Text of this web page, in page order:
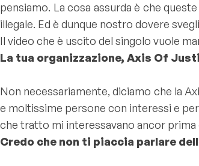
pensiamo. La cosa assurda è che
illegale. Ed è dunque nostro dovere
Il video che è uscito del singolo vuole
La tua organizzazione, Axis Of
Non necessariamente, diciamo che la
e moltissime persone con interessi e
che tratto mi interessavano ancor prima
Credo che non ti piaccia parlare